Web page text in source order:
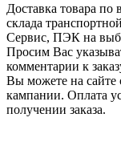
Доставка товара по
склада
Сервис, ПЭК на
Просим Вас
комментарии к
Вы можете на сайте
кампании. Оплата
получении заказа.